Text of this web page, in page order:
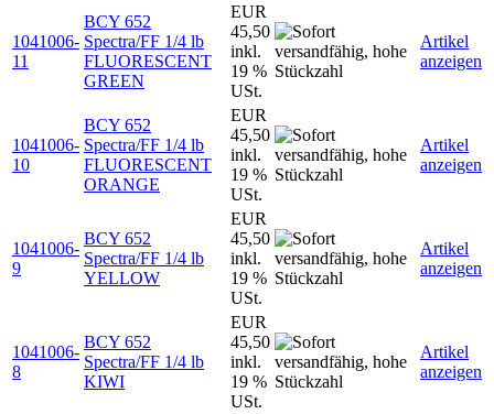
1041006-
11
BCY 652
Spectra/FF 1/4 lb
FLUORESCENT
GREEN
EUR
45,50
inkl.
19 %
USt.
Artikel
anzeigen
1041006-
10
BCY 652
Spectra/FF 1/4 lb
FLUORESCENT
ORANGE
EUR
45,50
inkl.
19 %
USt.
Artikel
anzeigen
1041006-
9
BCY 652
Spectra/FF 1/4 lb
YELLOW
EUR
45,50
inkl.
19 %
USt.
Artikel
anzeigen
1041006-
8
BCY 652
Spectra/FF 1/4 lb
KIWI
EUR
45,50
inkl.
19 %
USt.
Artikel
anzeigen